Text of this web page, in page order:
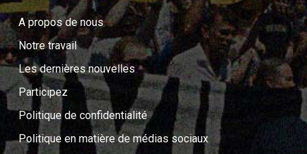
A propos de nous
Notre travail
Les dernières nouvelles
Participez
Politique de confidentialité
Politique en matière de médias sociaux